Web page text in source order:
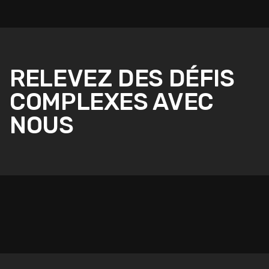
RELEVEZ DES DÉFIS
COMPLEXES AVEC
NOUS